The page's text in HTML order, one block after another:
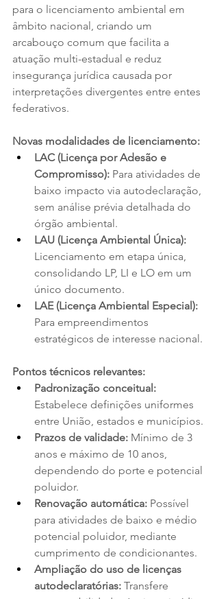
para o licenciamento ambiental em
âmbito nacional, criando um
arcabouço comum que facilita a
atuação multi-estadual e reduz
insegurança jurídica causada por
interpretações divergentes entre entes
federativos.
Novas modalidades de licenciamento:
LAC (Licença por Adesão e
Compromisso): Para atividades de
baixo impacto via autodeclaração,
sem análise prévia detalhada do
órgão ambiental.
LAU (Licença Ambiental Única):
Licenciamento em etapa única,
consolidando LP, LI e LO em um
único documento.
LAE (Licença Ambiental Especial):
Para empreendimentos
estratégicos de interesse nacional.
Pontos técnicos relevantes:
Padronização conceitual:
Estabelece definições uniformes
entre União, estados e municípios.
Prazos de validade: Mínimo de 3
anos e máximo de 10 anos,
dependendo do porte e potencial
poluidor.
Renovação automática: Possível
para atividades de baixo e médio
potencial poluidor, mediante
cumprimento de condicionantes.
Ampliação do uso de licenças
autodeclaratórias: Transfere